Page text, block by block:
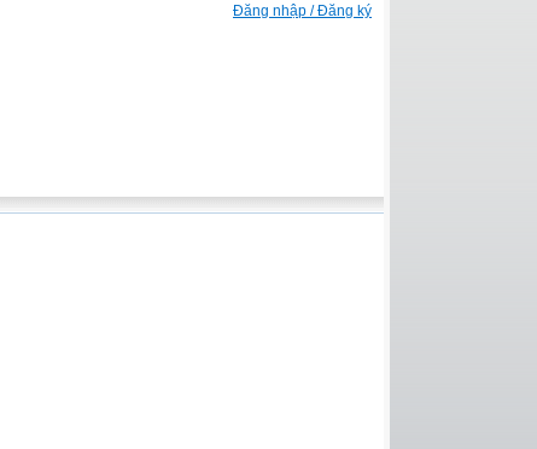
Đăng nhập / Đăng ký